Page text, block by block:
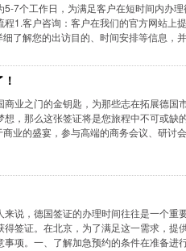
5-7个工作日，为满足客户在短时间内办
1.客户咨询：客户在我们的官方网站上
了解您的出访目的、时间安排等信息，
业之门的金钥匙，为那些志在拓展德国
，那么这张签证将是您旅程中不可或缺
业的盛宴，参与高端的商务会议、研讨
说，德国签证的办理时间往往是一个重
签证。在北京，为了满足这一需求，提
项。一、了解加急预约的条件在准备